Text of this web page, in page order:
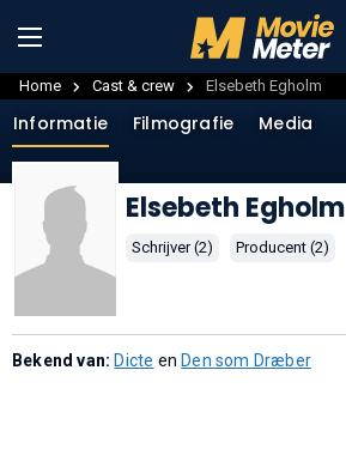
Home Cast & crew Elsebeth Egholm
Informatie Filmografie Media
Elsebeth Egholm
Schrijver (2) Producent (2)
Bekend van: Dicte en Den som Dræber